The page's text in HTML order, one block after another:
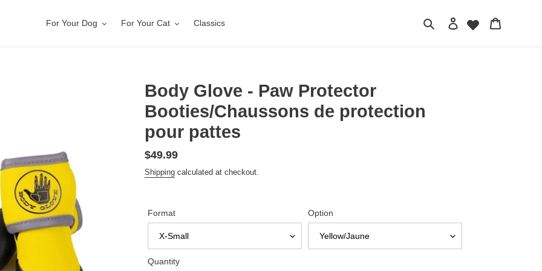
For Your Dog For Your Cat Classics Search Log in
Body Glove - Paw Protector
Booties/Chaussons de protection
pour pattes
Regular
price
$49.99
Shipping calculated at checkout.
Format Option
Quantity